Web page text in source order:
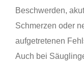
Beschwerden,
Schmerzen oder
aufgetretenen
Auch bei